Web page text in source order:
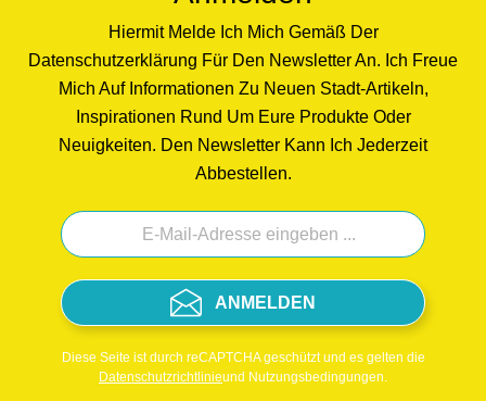
Hiermit Melde Ich Mich Gemäß Der
Datenschutzerklärung Für Den Newsletter An. Ich Freue
Mich Auf Informationen Zu Neuen Stadt-Artikeln,
Inspirationen Rund Um Eure Produkte Oder
Neuigkeiten. Den Newsletter Kann Ich Jederzeit
Abbestellen.
ANMELDEN
Diese Seite ist durch reCAPTCHA geschützt und es gelten die
Datenschutzrichtlinieund Nutzungsbedingungen.